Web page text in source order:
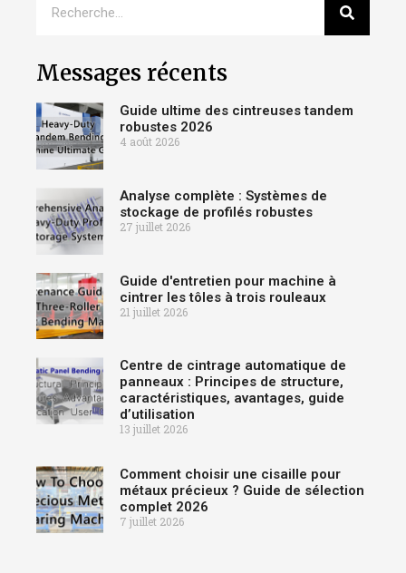
Messages récents
Guide ultime des cintreuses tandem
robustes 2026
4 août 2026
Analyse complète : Systèmes de
stockage de profilés robustes
27 juillet 2026
Guide d'entretien pour machine à
cintrer les tôles à trois rouleaux
21 juillet 2026
Centre de cintrage automatique de
panneaux : Principes de structure,
caractéristiques, avantages, guide
d’utilisation
13 juillet 2026
Comment choisir une cisaille pour
métaux précieux ? Guide de sélection
complet 2026
7 juillet 2026